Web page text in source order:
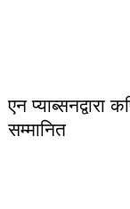
एन प्याब्सनद्वारा
सम्मानित